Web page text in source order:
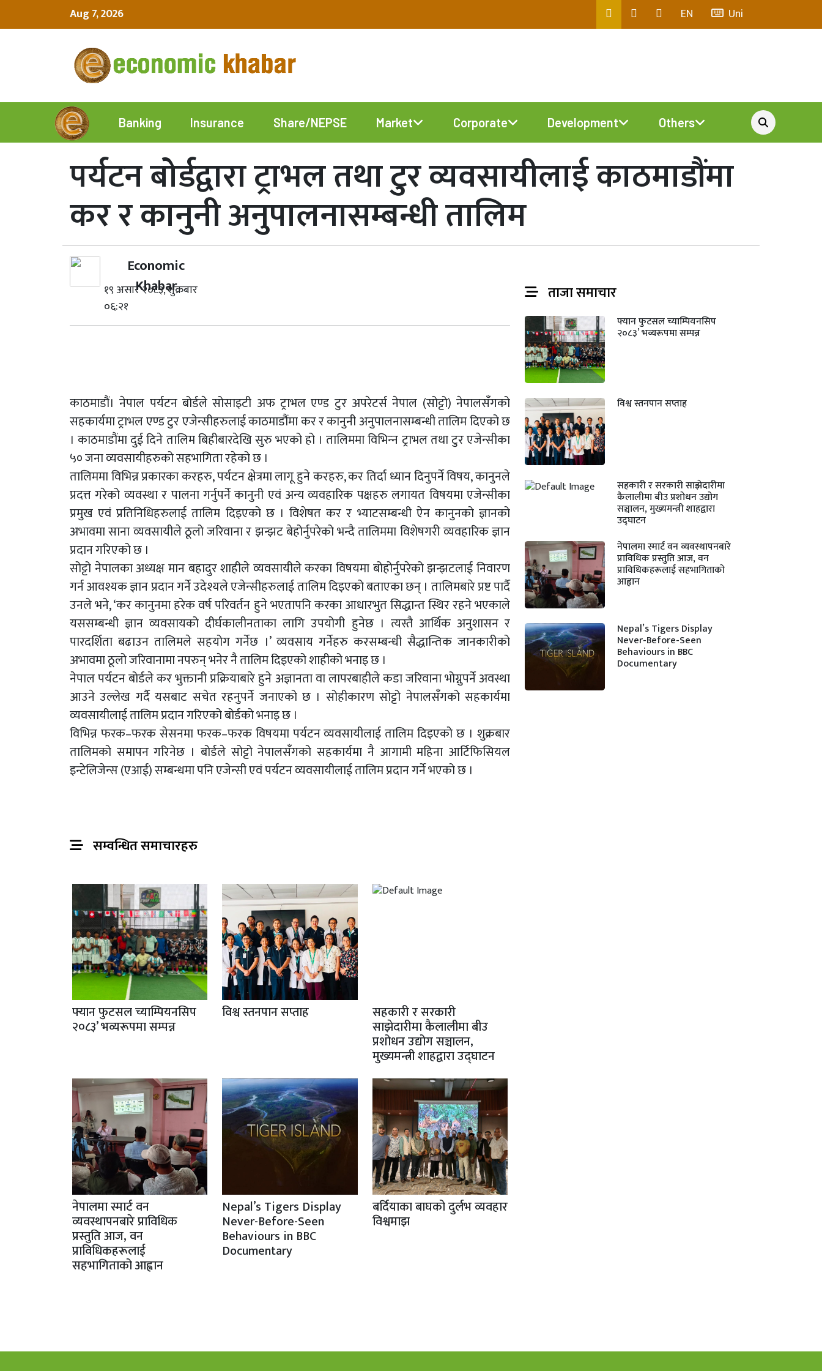
Aug 7, 2026 EN Uni
Banking Insurance Share/NEPSE Market Corporate Development Others
पर्यटन बोर्डद्वारा ट्राभल तथा टुर व्यवसायीलाई काठमाडौंमा
कर र कानुनी अनुपालनासम्बन्धी तालिम
Economic
Khabar
१९ असार २०८३, शुक्रबार
०६:२१
काठमाडौं। नेपाल पर्यटन बोर्डले सोसाइटी अफ ट्राभल एण्ड टुर अपरेटर्स नेपाल (सोट्टो) नेपालसँगको
सहकार्यमा ट्राभल एण्ड टुर एजेन्सीहरुलाई काठमाडौंमा कर र कानुनी अनुपालनासम्बन्धी तालिम दिएको छ
। काठमाडौंमा दुई दिने तालिम बिहीबारदेखि सुरु भएको हो । तालिममा विभिन्‍न ट्राभल तथा टुर एजेन्सीका
५० जना व्यवसायीहरुको सहभागिता रहेको छ ।
तालिममा विभिन्न प्रकारका करहरु, पर्यटन क्षेत्रमा लागू हुने करहरु, कर तिर्दा ध्यान दिनुपर्ने विषय, कानुनले
प्रदत्त गरेको व्यवस्था र पालना गर्नुपर्ने कानुनी एवं अन्य व्यवहारिक पक्षहरु लगायत विषयमा एजेन्सीका
प्रमुख एवं प्रतिनिधिहरुलाई तालिम दिइएको छ । विशेषत कर र भ्याटसम्बन्धी ऐन कानुनको ज्ञानको
अभावमा साना व्यवसायीले ठूलो जरिवाना र झन्झट बेहोर्नुपरेको भन्दै तालिममा विशेषगरी व्यवहारिक ज्ञान
प्रदान गरिएको छ ।
सोट्टो नेपालका अध्यक्ष मान बहादुर शाहीले व्यवसायीले करका विषयमा बोहोर्नुपरेको झन्झटलाई निवारण
गर्न आवश्यक ज्ञान प्रदान गर्ने उदेश्यले एजेन्सीहरुलाई तालिम दिइएको बताएका छन् । तालिमबारे प्रष्ट पार्दै
उनले भने, ‘कर कानुनमा हरेक वर्ष परिवर्तन हुने भएतापनि करका आधारभुत सिद्धान्त स्थिर रहने भएकाले
यससम्बन्धी ज्ञान व्यवसायको दीर्घकालीनताका लागि उपयोगी हुनेछ । त्यस्तै आर्थिक अनुशासन र
पारदर्शिता बढाउन तालिमले सहयोग गर्नेछ ।’ व्यवसाय गर्नेहरु करसम्बन्धी सैद्धान्तिक जानकारीको
अभावमा ठूलो जरिवानामा नपरुन् भनेर नै तालिम दिइएको शाहीको भनाइ छ ।
नेपाल पर्यटन बोर्डले कर भुक्तानी प्रक्रियाबारे हुने अज्ञानता वा लापरबाहीले कडा जरिवाना भोग्नुपर्ने अवस्था
आउने उल्लेख गर्दै यसबाट सचेत रहनुपर्ने जनाएको छ । सोहीकारण सोट्टो नेपालसँगको सहकार्यमा
व्यवसायीलाई तालिम प्रदान गरिएको बोर्डको भनाइ छ ।
विभिन्न फरक–फरक सेसनमा फरक–फरक विषयमा पर्यटन व्यवसायीलाई तालिम दिइएको छ । शुक्रबार
तालिमको समापन गरिनेछ । बोर्डले सोट्टो नेपालसँगको सहकार्यमा नै आगामी महिना आर्टिफिसियल
इन्टेलिजेन्स (एआई) सम्बन्धमा पनि एजेन्सी एवं पर्यटन व्यवसायीलाई तालिम प्रदान गर्ने भएको छ ।
सम्वन्धित समाचारहरु
फ्यान फुटसल च्याम्पियनसिप
२०८३’ भव्यरूपमा सम्पन्न
विश्व स्तनपान सप्ताह सहकारी र सरकारी
साझेदारीमा कैलालीमा बीउ
प्रशोधन उद्योग सञ्चालन,
मुख्यमन्त्री शाहद्वारा उद्घाटन
नेपालमा स्मार्ट वन
व्यवस्थापनबारे प्राविधिक
प्रस्तुति आज, वन
प्राविधिकहरूलाई
सहभागिताको आह्वान
Nepal’s Tigers Display
Never-Before-Seen
Behaviours in BBC
Documentary
बर्दियाका बाघको दुर्लभ व्यवहार
विश्वमाझ
ताजा समाचार
फ्यान फुटसल च्याम्पियनसिप
२०८३’ भव्यरूपमा सम्पन्न
विश्व स्तनपान सप्ताह
सहकारी र सरकारी साझेदारीमा
कैलालीमा बीउ प्रशोधन उद्योग
सञ्चालन, मुख्यमन्त्री शाहद्वारा
उद्घाटन
नेपालमा स्मार्ट वन व्यवस्थापनबारे
प्राविधिक प्रस्तुति आज, वन
प्राविधिकहरूलाई सहभागिताको
आह्वान
Nepal’s Tigers Display
Never-Before-Seen
Behaviours in BBC
Documentary